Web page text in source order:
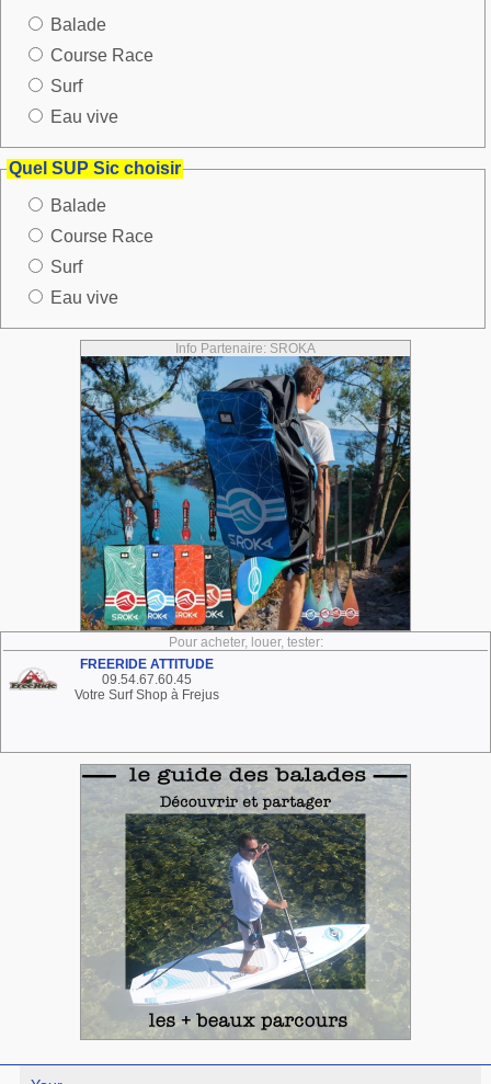
Balade
Course Race
Surf
Eau vive
Quel SUP Sic choisir
Balade
Course Race
Surf
Eau vive
Info Partenaire: SROKA
Pour acheter, louer, tester:
FREERIDE ATTITUDE
09.54.67.60.45
Votre Surf Shop à Frejus